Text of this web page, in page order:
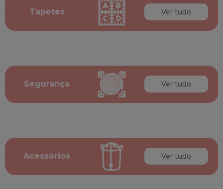
Tapetes Ver tudo
Segurança Ver tudo
Acessórios Ver tudo